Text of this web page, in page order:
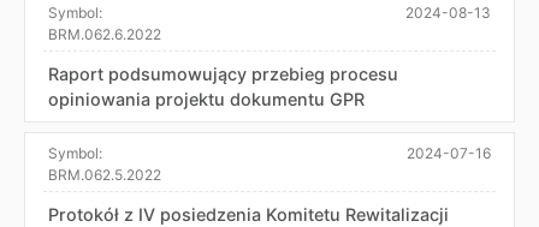
Symbol:
BRM.062.6.2022
2024-08-13
Raport podsumowujący przebieg procesu
opiniowania projektu dokumentu GPR
Symbol:
BRM.062.5.2022
2024-07-16
Protokół z IV posiedzenia Komitetu Rewitalizacji